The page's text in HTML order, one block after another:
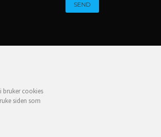
bruker cookies
siden som